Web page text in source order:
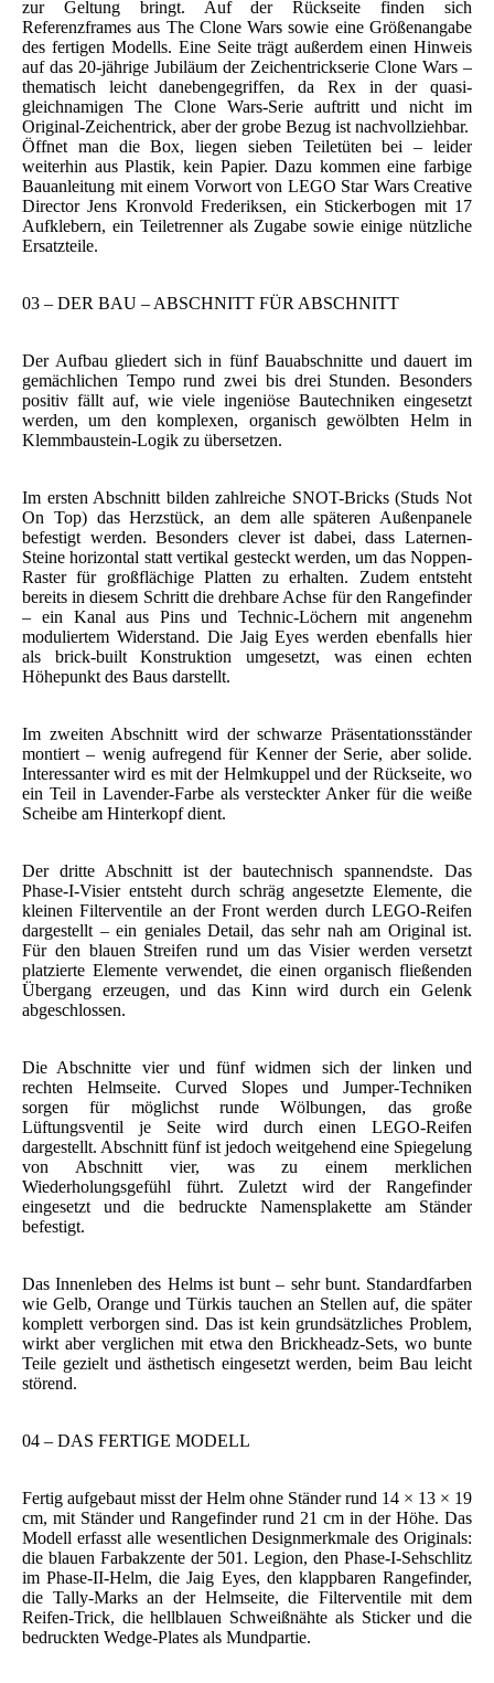
zur Geltung bringt. Auf der Rückseite finden sich
Referenzframes aus The Clone Wars sowie eine Größenangabe
des fertigen Modells. Eine Seite trägt außerdem einen Hinweis
auf das 20-jährige Jubiläum der Zeichentrickserie Clone Wars –
thematisch leicht danebengegriffen, da Rex in der quasi-
gleichnamigen The Clone Wars-Serie auftritt und nicht im
Original-Zeichentrick, aber der grobe Bezug ist nachvollziehbar.
Öffnet man die Box, liegen sieben Teiletüten bei – leider
weiterhin aus Plastik, kein Papier. Dazu kommen eine farbige
Bauanleitung mit einem Vorwort von LEGO Star Wars Creative
Director Jens Kronvold Frederiksen, ein Stickerbogen mit 17
Aufklebern, ein Teiletrenner als Zugabe sowie einige nützliche
Ersatzteile.
03 – DER BAU – ABSCHNITT FÜR ABSCHNITT
Der Aufbau gliedert sich in fünf Bauabschnitte und dauert im
gemächlichen Tempo rund zwei bis drei Stunden. Besonders
positiv fällt auf, wie viele ingeniöse Bautechniken eingesetzt
werden, um den komplexen, organisch gewölbten Helm in
Klemmbaustein-Logik zu übersetzen.
Im ersten Abschnitt bilden zahlreiche SNOT-Bricks (Studs Not
On Top) das Herzstück, an dem alle späteren Außenpanele
befestigt werden. Besonders clever ist dabei, dass Laternen-
Steine horizontal statt vertikal gesteckt werden, um das Noppen-
Raster für großflächige Platten zu erhalten. Zudem entsteht
bereits in diesem Schritt die drehbare Achse für den Rangefinder
– ein Kanal aus Pins und Technic-Löchern mit angenehm
moduliertem Widerstand. Die Jaig Eyes werden ebenfalls hier
als brick-built Konstruktion umgesetzt, was einen echten
Höhepunkt des Baus darstellt.
Im zweiten Abschnitt wird der schwarze Präsentationsständer
montiert – wenig aufregend für Kenner der Serie, aber solide.
Interessanter wird es mit der Helmkuppel und der Rückseite, wo
ein Teil in Lavender-Farbe als versteckter Anker für die weiße
Scheibe am Hinterkopf dient.
Der dritte Abschnitt ist der bautechnisch spannendste. Das
Phase-I-Visier entsteht durch schräg angesetzte Elemente, die
kleinen Filterventile an der Front werden durch LEGO-Reifen
dargestellt – ein geniales Detail, das sehr nah am Original ist.
Für den blauen Streifen rund um das Visier werden versetzt
platzierte Elemente verwendet, die einen organisch fließenden
Übergang erzeugen, und das Kinn wird durch ein Gelenk
abgeschlossen.
Die Abschnitte vier und fünf widmen sich der linken und
rechten Helmseite. Curved Slopes und Jumper-Techniken
sorgen für möglichst runde Wölbungen, das große
Lüftungsventil je Seite wird durch einen LEGO-Reifen
dargestellt. Abschnitt fünf ist jedoch weitgehend eine Spiegelung
von Abschnitt vier, was zu einem merklichen
Wiederholungsgefühl führt. Zuletzt wird der Rangefinder
eingesetzt und die bedruckte Namensplakette am Ständer
befestigt.
Das Innenleben des Helms ist bunt – sehr bunt. Standardfarben
wie Gelb, Orange und Türkis tauchen an Stellen auf, die später
komplett verborgen sind. Das ist kein grundsätzliches Problem,
wirkt aber verglichen mit etwa den Brickheadz-Sets, wo bunte
Teile gezielt und ästhetisch eingesetzt werden, beim Bau leicht
störend.
04 – DAS FERTIGE MODELL
Fertig aufgebaut misst der Helm ohne Ständer rund 14 × 13 × 19
cm, mit Ständer und Rangefinder rund 21 cm in der Höhe. Das
Modell erfasst alle wesentlichen Designmerkmale des Originals:
die blauen Farbakzente der 501. Legion, den Phase-I-Sehschlitz
im Phase-II-Helm, die Jaig Eyes, den klappbaren Rangefinder,
die Tally-Marks an der Helmseite, die Filterventile mit dem
Reifen-Trick, die hellblauen Schweißnähte als Sticker und die
bedruckten Wedge-Plates als Mundpartie.